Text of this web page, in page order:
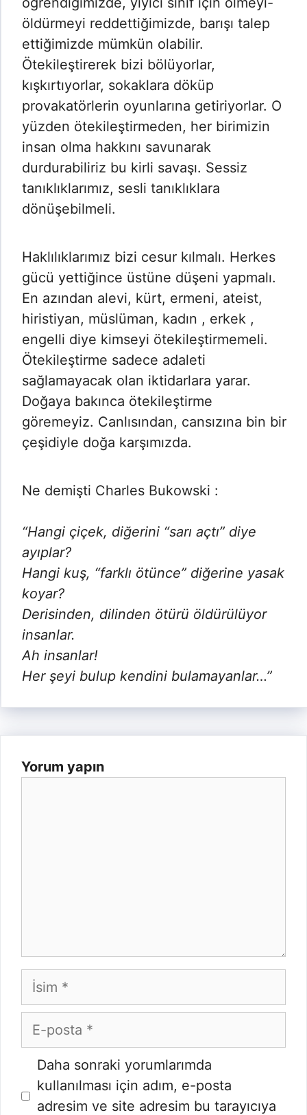
öldürmeyi reddettiğimizde, barışı talep
ettiğimizde mümkün olabilir.
Ötekileştirerek bizi bölüyorlar,
kışkırtıyorlar, sokaklara döküp
provakatörlerin oyunlarına getiriyorlar. O
yüzden ötekileştirmeden, her birimizin
insan olma hakkını savunarak
durdurabiliriz bu kirli savaşı. Sessiz
tanıklıklarımız, sesli tanıklıklara
dönüşebilmeli.
Haklılıklarımız bizi cesur kılmalı. Herkes
gücü yettiğince üstüne düşeni yapmalı.
En azından alevi, kürt, ermeni, ateist,
hiristiyan, müslüman, kadın , erkek ,
engelli diye kimseyi ötekileştirmemeli.
Ötekileştirme sadece adaleti
sağlamayacak olan iktidarlara yarar.
Doğaya bakınca ötekileştirme
göremeyiz. Canlısından, cansızına bin bir
çeşidiyle doğa karşımızda.
Ne demişti Charles Bukowski :
“Hangi çiçek, diğerini “sarı açtı” diye
ayıplar?
Hangi kuş, “farklı ötünce” diğerine yasak
koyar?
Derisinden, dilinden ötürü öldürülüyor
insanlar.
Ah insanlar!
Her şeyi bulup kendini bulamayanlar…”
Yorum yapın
İsim
E-
posta
İnternet
sitesi
Daha sonraki yorumlarımda
kullanılması için adım, e-posta
adresim ve site adresim bu tarayıcıya